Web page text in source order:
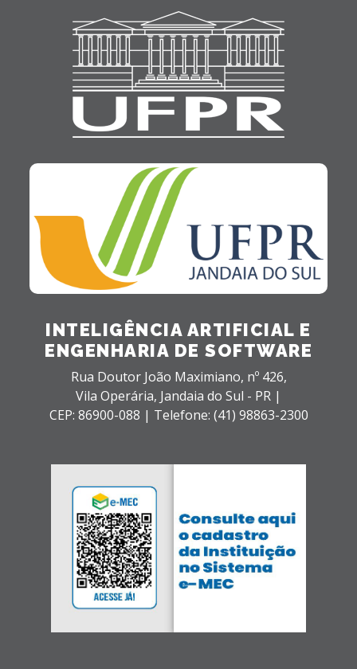
INTELIGÊNCIA ARTIFICIAL E
ENGENHARIA DE SOFTWARE
Rua Doutor João Maximiano, nº 426,
Vila Operária, Jandaia do Sul - PR |
CEP: 86900-088 | Telefone: (41) 98863-2300